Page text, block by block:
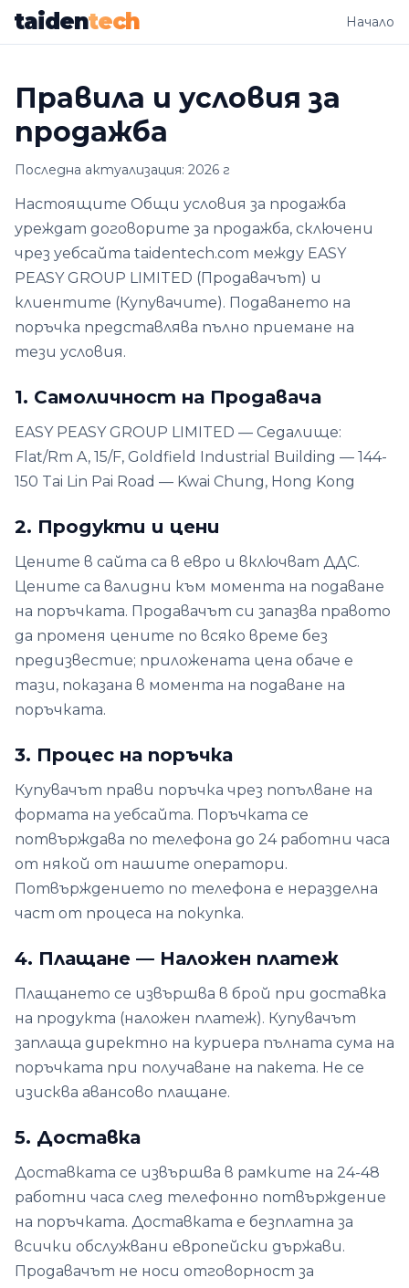
taidentech Начало
Правила и условия за
продажба
Последна актуализация: 2026 г
Настоящите Общи условия за продажба
уреждат договорите за продажба, сключени
чрез уебсайта taidentech.com между EASY
PEASY GROUP LIMITED (Продавачът) и
клиентите (Купувачите). Подаването на
поръчка представлява пълно приемане на
тези условия.
1. Самоличност на Продавача
EASY PEASY GROUP LIMITED — Седалище:
Flat/Rm A, 15/F, Goldfield Industrial Building — 144-
150 Tai Lin Pai Road — Kwai Chung, Hong Kong
2. Продукти и цени
Цените в сайта са в евро и включват ДДС.
Цените са валидни към момента на подаване
на поръчката. Продавачът си запазва правото
да променя цените по всяко време без
предизвестие; приложената цена обаче е
тази, показана в момента на подаване на
поръчката.
3. Процес на поръчка
Купувачът прави поръчка чрез попълване на
формата на уебсайта. Поръчката се
потвърждава по телефона до 24 работни часа
от някой от нашите оператори.
Потвърждението по телефона е неразделна
част от процеса на покупка.
4. Плащане — Наложен платеж
Плащането се извършва в брой при доставка
на продукта (наложен платеж). Купувачът
заплаща директно на куриера пълната сума на
поръчката при получаване на пакета. Не се
изисква авансово плащане.
5. Доставка
Доставката се извършва в рамките на 24-48
работни часа след телефонно потвърждение
на поръчката. Доставката е безплатна за
всички обслужвани европейски държави.
Продавачът не носи отговорност за